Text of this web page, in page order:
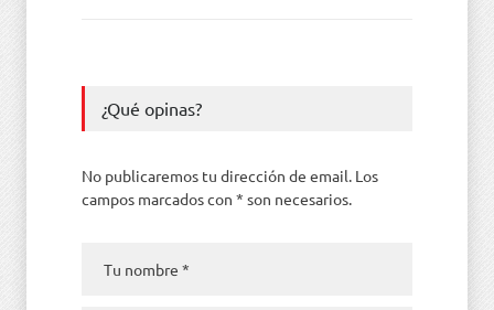
¿Qué opinas?
No publicaremos tu dirección de email. Los
campos marcados con * son necesarios.